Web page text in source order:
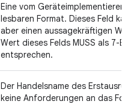
Eine vom Geräteimplementierer
lesbaren Format. Dieses Feld
aber einen aussagekräftigen
Wert dieses Felds MUSS als 7-
entsprechen.
Der Handelsname des
keine Anforderungen an das